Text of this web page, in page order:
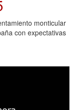
monticular
con expectativas